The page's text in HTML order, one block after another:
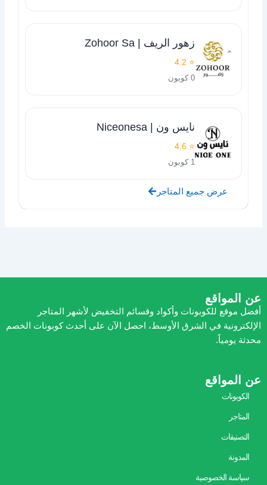
زهور الريف | Zohoor Sa
⭐ 4.2
0 كوبون
نايس ون | Niceonesa
⭐ 4.6
1 كوبون
عرض جميع المتاجر
عن المواقع
أفضل موقع للكوبونات وأكواد وقسائم التخفيض لأشهر المتاجر
الإلكترونية في الشرق الأوسط، احصل الآن على أحدث كوبونات الخصم
محدثة يومياً.
عن المواقع
الكوبونات
المتاجر
التصنيفات
المدونة
سياسة الخصوصية